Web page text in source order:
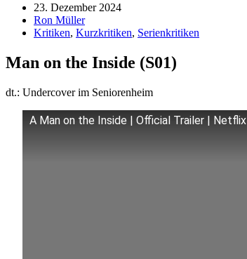
23. Dezember 2024
Ron Müller
Kritiken, Kurzkritiken, Serienkritiken
Man on the Inside (S01)
dt.: Undercover im Seniorenheim
A Man on the Inside | Official Trailer | Netflix